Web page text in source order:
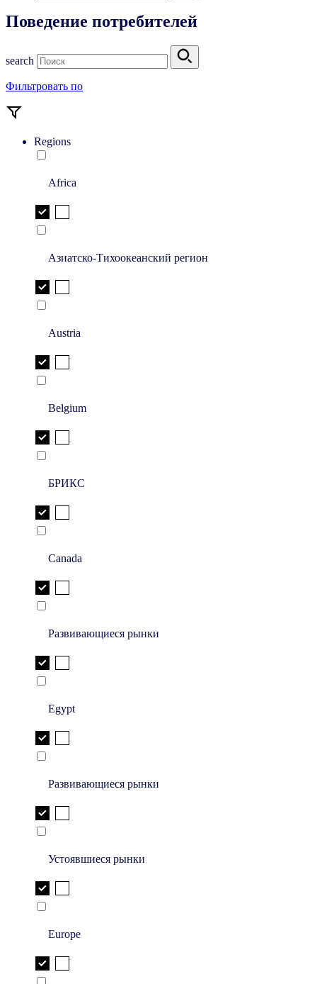
Поведение потребителей
search
Фильтровать по
Regions
Africa
Азиатско-Тихоокеанский регион
Austria
Belgium
БРИКС
Canada
Развивающиеся рынки
Egypt
Развивающиеся рынки
Устоявшиеся рынки
Europe